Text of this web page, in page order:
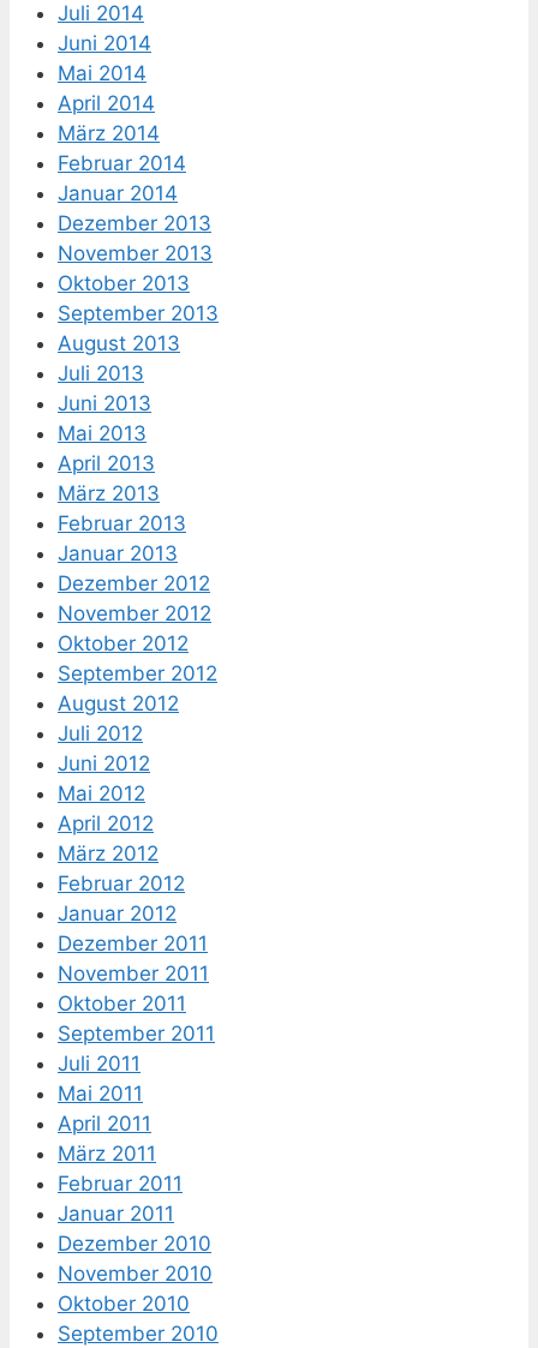
Juli 2014
Juni 2014
Mai 2014
April 2014
März 2014
Februar 2014
Januar 2014
Dezember 2013
November 2013
Oktober 2013
September 2013
August 2013
Juli 2013
Juni 2013
Mai 2013
April 2013
März 2013
Februar 2013
Januar 2013
Dezember 2012
November 2012
Oktober 2012
September 2012
August 2012
Juli 2012
Juni 2012
Mai 2012
April 2012
März 2012
Februar 2012
Januar 2012
Dezember 2011
November 2011
Oktober 2011
September 2011
Juli 2011
Mai 2011
April 2011
März 2011
Februar 2011
Januar 2011
Dezember 2010
November 2010
Oktober 2010
September 2010